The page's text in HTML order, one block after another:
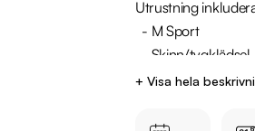
Utrustning
  - Rattvärme
+ Visa hela